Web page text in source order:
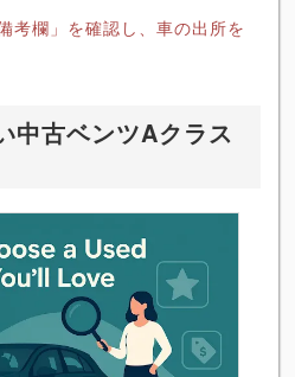
考欄」を確認し、車の出所を
中古ベンツAクラス